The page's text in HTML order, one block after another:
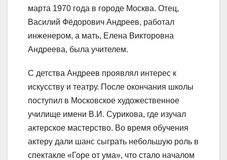
марта 1970 года в городе Москва. Отец,
Василий Фёдорович Андреев, работал
инженером, а мать, Елена Викторовна
Андреева, была учителем.
С детства Андреев проявлял интерес к
искусству и театру. После окончания школы
поступил в Московское художественное
училище имени В.И. Сурикова, где изучал
актерское мастерство. Во время обучения
актеру дали шанс сыграть небольшую роль в
спектакле «Горе от ума», что стало началом